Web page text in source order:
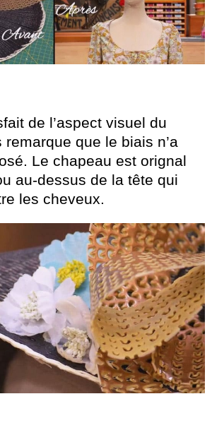
de l’aspect visuel du
que le biais n’a
Le chapeau est orignal
au-dessus de la tête qui
les cheveux.